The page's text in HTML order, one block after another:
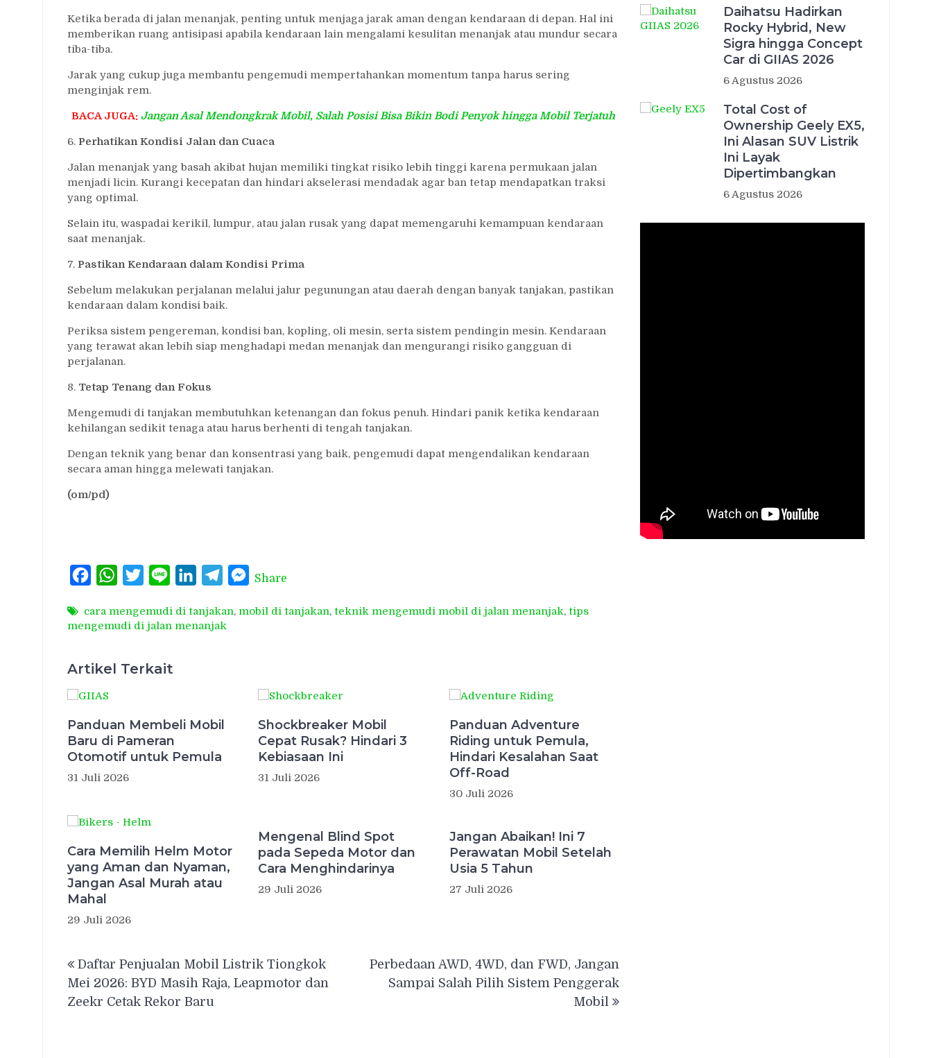
Ketika berada di jalan menanjak, penting untuk menjaga jarak aman dengan kendaraan di depan. Hal ini
memberikan ruang antisipasi apabila kendaraan lain mengalami kesulitan menanjak atau mundur secara
tiba-tiba.
Jarak yang cukup juga membantu pengemudi mempertahankan momentum tanpa harus sering
menginjak rem.
BACA JUGA: Jangan Asal Mendongkrak Mobil, Salah Posisi Bisa Bikin Bodi Penyok hingga Mobil Terjatuh
6. Perhatikan Kondisi Jalan dan Cuaca
Jalan menanjak yang basah akibat hujan memiliki tingkat risiko lebih tinggi karena permukaan jalan
menjadi licin. Kurangi kecepatan dan hindari akselerasi mendadak agar ban tetap mendapatkan traksi
yang optimal.
Selain itu, waspadai kerikil, lumpur, atau jalan rusak yang dapat memengaruhi kemampuan kendaraan
saat menanjak.
7. Pastikan Kendaraan dalam Kondisi Prima
Sebelum melakukan perjalanan melalui jalur pegunungan atau daerah dengan banyak tanjakan, pastikan
kendaraan dalam kondisi baik.
Periksa sistem pengereman, kondisi ban, kopling, oli mesin, serta sistem pendingin mesin. Kendaraan
yang terawat akan lebih siap menghadapi medan menanjak dan mengurangi risiko gangguan di
perjalanan.
8. Tetap Tenang dan Fokus
Mengemudi di tanjakan membutuhkan ketenangan dan fokus penuh. Hindari panik ketika kendaraan
kehilangan sedikit tenaga atau harus berhenti di tengah tanjakan.
Dengan teknik yang benar dan konsentrasi yang baik, pengemudi dapat mengendalikan kendaraan
secara aman hingga melewati tanjakan.
(om/pd)
FacebookWhatsAppTwitterLine LinkedInTelegramMessenger
Share
cara mengemudi di tanjakan, mobil di tanjakan, teknik mengemudi mobil di jalan menanjak, tips
mengemudi di jalan menanjak
Artikel Terkait
Panduan Membeli Mobil
Baru di Pameran
Otomotif untuk Pemula
31 Juli 2026
Shockbreaker Mobil
Cepat Rusak? Hindari 3
Kebiasaan Ini
31 Juli 2026
Panduan Adventure
Riding untuk Pemula,
Hindari Kesalahan Saat
Off-Road
30 Juli 2026
Cara Memilih Helm Motor
yang Aman dan Nyaman,
Jangan Asal Murah atau
Mahal
29 Juli 2026
Mengenal Blind Spot
pada Sepeda Motor dan
Cara Menghindarinya
29 Juli 2026
Jangan Abaikan! Ini 7
Perawatan Mobil Setelah
Usia 5 Tahun
27 Juli 2026
pos
Daftar Penjualan Mobil Listrik Tiongkok
Mei 2026: BYD Masih Raja, Leapmotor dan
Zeekr Cetak Rekor Baru
Perbedaan AWD, 4WD, dan FWD, Jangan
Sampai Salah Pilih Sistem Penggerak
Mobil
Daihatsu Hadirkan
Rocky Hybrid, New
Sigra hingga Concept
Car di GIIAS 2026
6 Agustus 2026
Total Cost of
Ownership Geely EX5,
Ini Alasan SUV Listrik
Ini Layak
Dipertimbangkan
6 Agustus 2026